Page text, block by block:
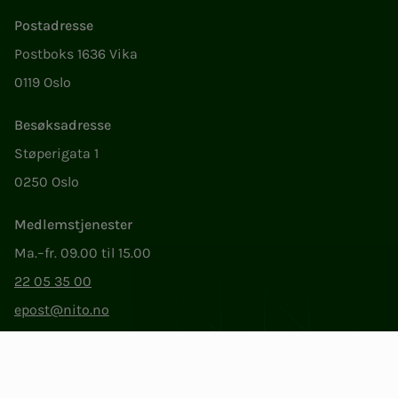
Postadresse
Postboks 1636 Vika
0119 Oslo
Besøksadresse
Støperigata 1
0250 Oslo
Medlemstjenester
Ma.–fr. 09.00 til 15.00
22 05 35 00
epost@nito.no